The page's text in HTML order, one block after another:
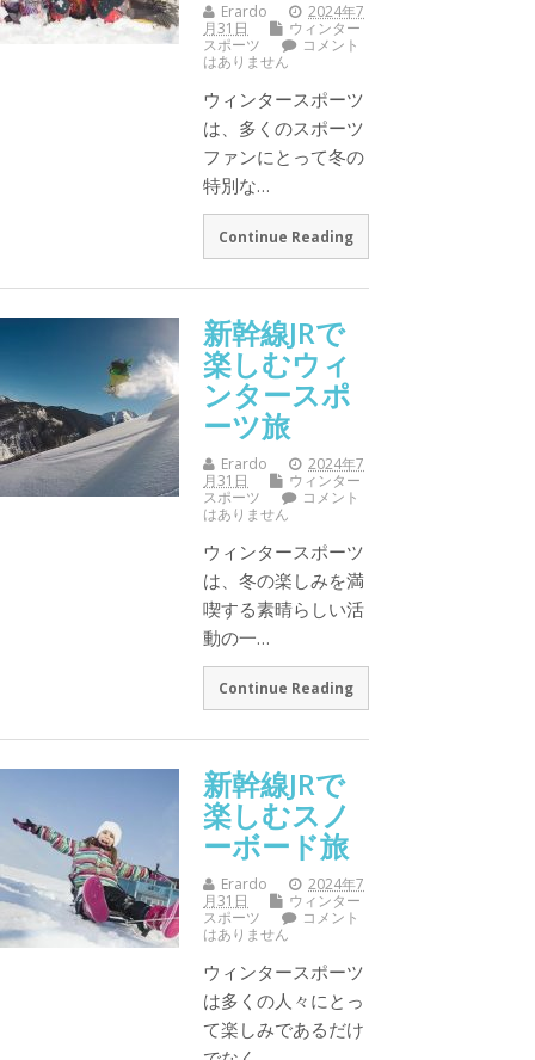
Erardo
2024年7
月31日
ウィンター
スポーツ
コメント
はありません
ウィンタースポーツ
は、多くのスポーツ
ファンにとって冬の
特別な…
Continue Reading
新幹線JRで
楽しむウィ
ンタースポ
ーツ旅
Erardo
2024年7
月31日
ウィンター
スポーツ
コメント
はありません
ウィンタースポーツ
は、冬の楽しみを満
喫する素晴らしい活
動の一…
Continue Reading
新幹線JRで
楽しむスノ
ーボード旅
Erardo
2024年7
月31日
ウィンター
スポーツ
コメント
はありません
ウィンタースポーツ
は多くの人々にとっ
て楽しみであるだけ